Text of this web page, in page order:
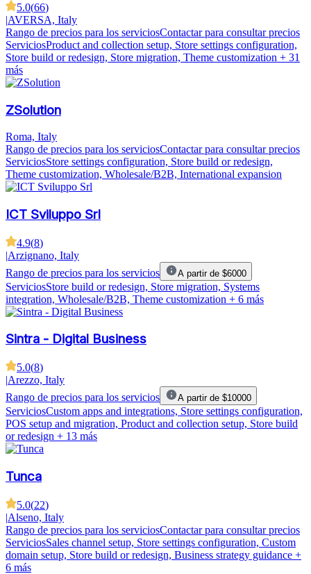
5.0(66)
|AVERSA, Italy
Rango de precios para los serviciosContactar para consultar precios
ServiciosProduct and collection setup, Store settings configuration,
Store build or redesign, Store migration, Theme customization + 31
más
ZSolution
Roma, Italy
Rango de precios para los serviciosContactar para consultar precios
ServiciosStore settings configuration, Store build or redesign,
Theme customization, Wholesale/B2B, International expansion
ICT Sviluppo Srl
4.9(8)
|Arzignano, Italy
Rango de precios para los servicios
A partir de $6000
ServiciosStore build or redesign, Store migration, Systems
integration, Wholesale/B2B, Theme customization + 6 más
Sintra - Digital Business
5.0(8)
|Arezzo, Italy
Rango de precios para los servicios
A partir de $10000
ServiciosCustom apps and integrations, Store settings configuration,
POS setup and migration, Product and collection setup, Store build
or redesign + 13 más
Tunca
5.0(22)
|Alseno, Italy
Rango de precios para los serviciosContactar para consultar precios
ServiciosSales channel setup, Store settings configuration, Custom
domain setup, Store build or redesign, Business strategy guidance +
6 más